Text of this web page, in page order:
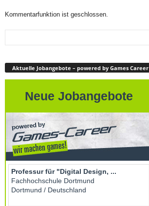
Kommentarfunktion ist geschlossen.
Aktuelle Jobangebote – powered by Games Career